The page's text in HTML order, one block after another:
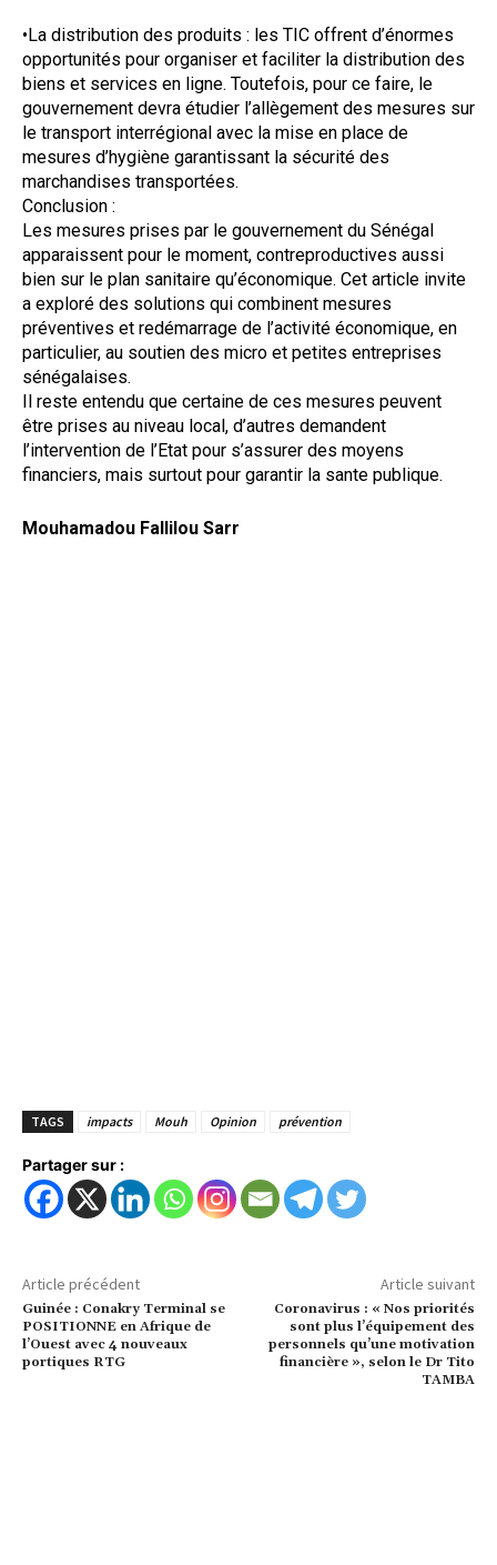
•La distribution des produits : les TIC offrent d’énormes
opportunités pour organiser et faciliter la distribution des
biens et services en ligne. Toutefois, pour ce faire, le
gouvernement devra étudier l’allègement des mesures sur
le transport interrégional avec la mise en place de
mesures d’hygiène garantissant la sécurité des
marchandises transportées.
Conclusion :
Les mesures prises par le gouvernement du Sénégal
apparaissent pour le moment, contreproductives aussi
bien sur le plan sanitaire qu’économique. Cet article invite
a exploré des solutions qui combinent mesures
préventives et redémarrage de l’activité économique, en
particulier, au soutien des micro et petites entreprises
sénégalaises.
Il reste entendu que certaine de ces mesures peuvent
être prises au niveau local, d’autres demandent
l’intervention de l’Etat pour s’assurer des moyens
financiers, mais surtout pour garantir la sante publique.
Mouhamadou Fallilou Sarr
TAGS impacts Mouh Opinion prévention
Partager sur :
Article précédent
Guinée : Conakry Terminal se
POSITIONNE en Afrique de
l’Ouest avec 4 nouveaux
portiques RTG
Article suivant
Coronavirus : « Nos priorités
sont plus l’équipement des
personnels qu’une motivation
financière », selon le Dr Tito
TAMBA